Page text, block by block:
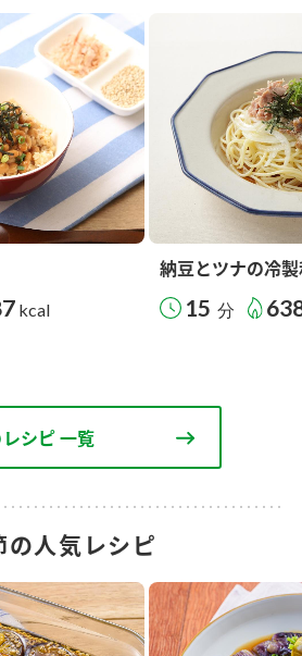
kcal
納豆とツナの冷
15 分
シピ 一覧
の人気レシピ